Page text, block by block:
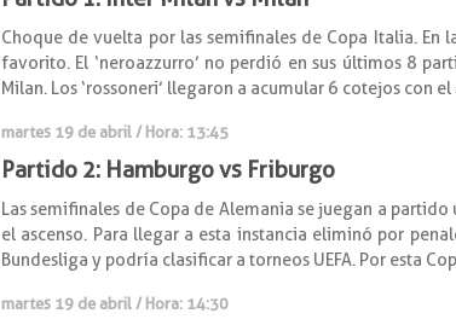
Choque de vuelta por las semifinales de Copa Italia.
favorito. El ‘neroazzurro’ no perdió en sus últimos 8
Milan. Los ‘rossoneri’ llegaron a acumular 6 cotejos con
martes 19 de abril / Hora: 13:45
Partido 2: Hamburgo vs Friburgo
Las semifinales de Copa de Alemania se juegan a
el ascenso. Para llegar a esta instancia eliminó por
Bundesliga y podría clasificar a torneos UEFA. Por esta
martes 19 de abril / Hora: 14:30